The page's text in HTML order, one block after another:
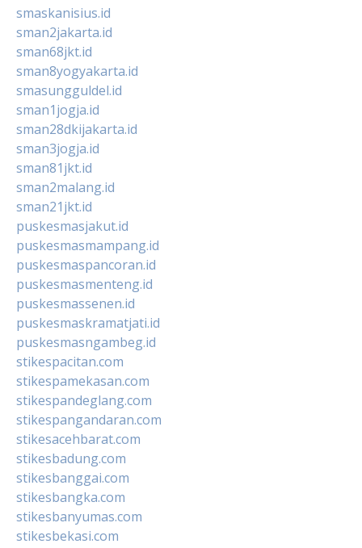
smaskanisius.id
sman2jakarta.id
sman68jkt.id
sman8yogyakarta.id
smasungguldel.id
sman1jogja.id
sman28dkijakarta.id
sman3jogja.id
sman81jkt.id
sman2malang.id
sman21jkt.id
puskesmasjakut.id
puskesmasmampang.id
puskesmaspancoran.id
puskesmasmenteng.id
puskesmassenen.id
puskesmaskramatjati.id
puskesmasngambeg.id
stikespacitan.com
stikespamekasan.com
stikespandeglang.com
stikespangandaran.com
stikesacehbarat.com
stikesbadung.com
stikesbanggai.com
stikesbangka.com
stikesbanyumas.com
stikesbekasi.com